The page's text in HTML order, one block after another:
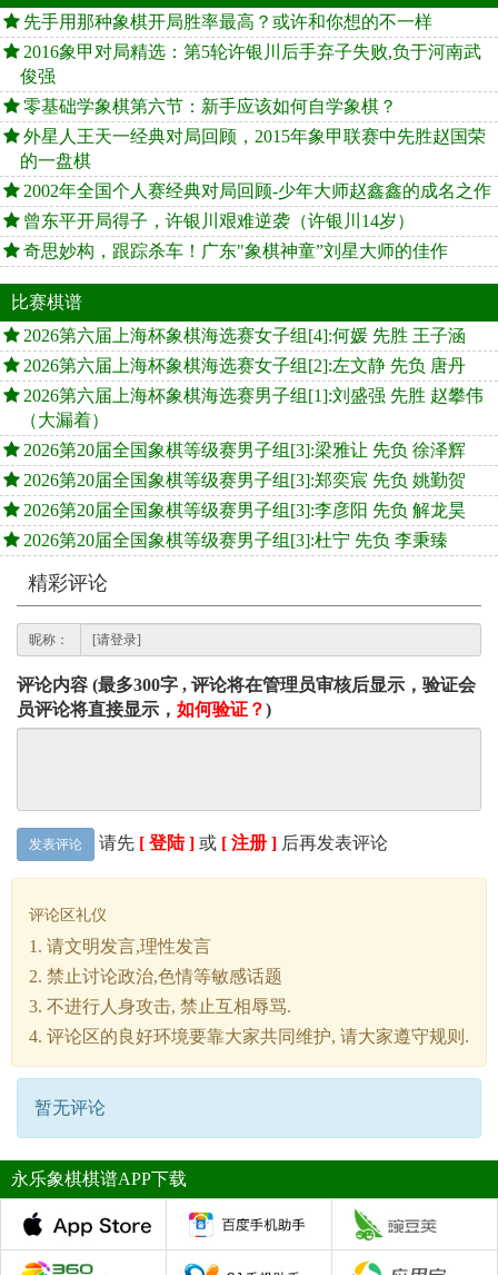
先手用那种象棋开局胜率最高？或许和你想的不一样
2016象甲对局精选：第5轮许银川后手弃子失败,负于河南武
俊强
零基础学象棋第六节：新手应该如何自学象棋？
外星人王天一经典对局回顾，2015年象甲联赛中先胜赵国荣
的一盘棋
2002年全国个人赛经典对局回顾-少年大师赵鑫鑫的成名之作
曾东平开局得子，许银川艰难逆袭（许银川14岁）
奇思妙构，跟踪杀车！广东"象棋神童”刘星大师的佳作
比赛棋谱
2026第六届上海杯象棋海选赛女子组[4]:何媛 先胜 王子涵
2026第六届上海杯象棋海选赛女子组[2]:左文静 先负 唐丹
2026第六届上海杯象棋海选赛男子组[1]:刘盛强 先胜 赵攀伟
（大漏着）
2026第20届全国象棋等级赛男子组[3]:梁雅让 先负 徐泽辉
2026第20届全国象棋等级赛男子组[3]:郑奕宸 先负 姚勤贺
2026第20届全国象棋等级赛男子组[3]:李彦阳 先负 解龙昊
2026第20届全国象棋等级赛男子组[3]:杜宁 先负 李秉臻
精彩评论
昵称：
评论内容 (最多300字 , 评论将在管理员审核后显示，验证会
员评论将直接显示， 如何验证？)
发表评论 请先 [ 登陆 ] 或 [ 注册 ] 后再发表评论
评论区礼仪
1. 请文明发言,理性发言
2. 禁止讨论政治,色情等敏感话题
3. 不进行人身攻击, 禁止互相辱骂.
4. 评论区的良好环境要靠大家共同维护, 请大家遵守规则.
暂无评论
永乐象棋棋谱APP下载